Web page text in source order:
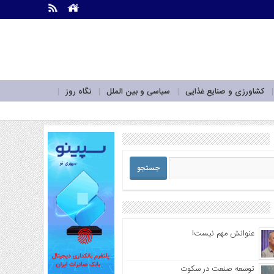
کشاورزی و صنایع غذایی سیاسی و بین الملل نگاه روز
عنوانش مهم نیست!
توسعه صنعت در سکوت